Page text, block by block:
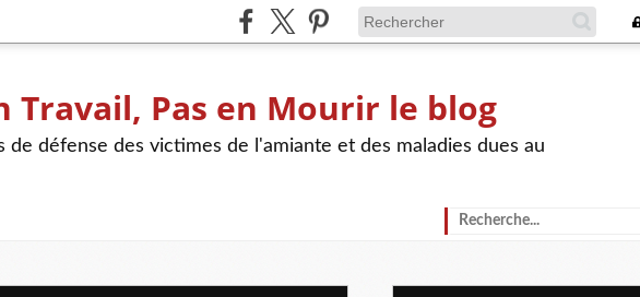
Travail, Pas en Mourir le blog
de défense des victimes de l'amiante et des maladies dues au